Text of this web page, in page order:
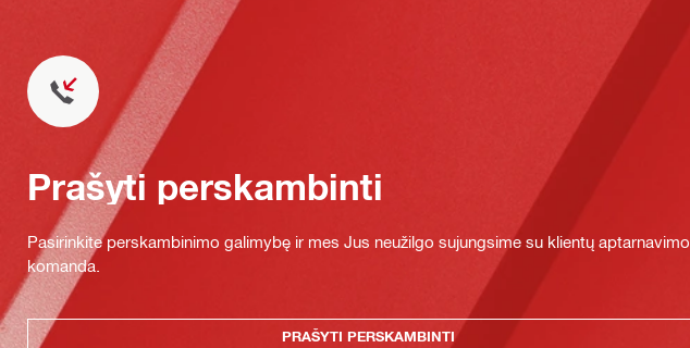
Prašyti perskambinti
Pasirinkite perskambinimo galimybę ir mes Jus neužilgo sujungsime su klientų aptarnavimo
komanda.
PRAŠYTI PERSKAMBINTI